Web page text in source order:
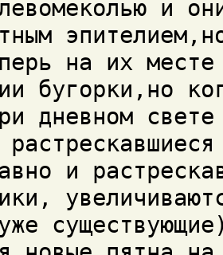
и
на их
бугорки,но
дневном
и